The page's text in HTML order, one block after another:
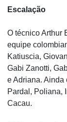
Escalação
O técnico Arthur
equipe
Katiuscia,
Gabi Zanotti,
e Adriana. Ainda
Pardal, Poliana,
Cacau.